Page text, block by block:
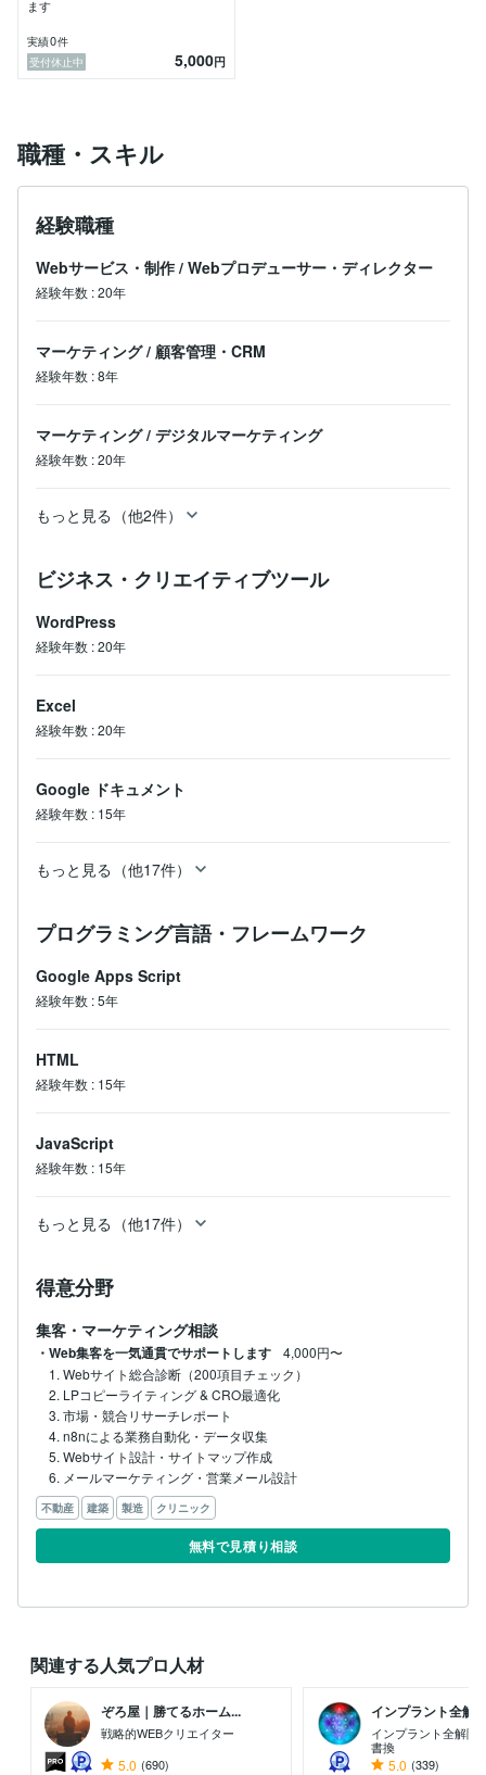
ます
実績0件
受付休止中
5,000円
職種・スキル
経験職種
Webサービス・制作 / Webプロデューサー・ディレクター
経験年数 :20年
マーケティング / 顧客管理・CRM
経験年数 :8年
マーケティング / デジタルマーケティング
経験年数 :20年
もっと見る（他2件）
ビジネス・クリエイティブツール
WordPress
経験年数 :20年
Excel
経験年数 :20年
Google ドキュメント
経験年数 : 15年
もっと見る（他17件）
プログラミング言語・フレームワーク
Google Apps Script
経験年数 :5年
HTML
経験年数 : 15年
JavaScript
経験年数 : 15年
もっと見る（他17件）
得意分野
集客・マーケティング相談
・Web集客を一気通貫でサポートします
4,000円〜
1. Webサイト総合診断（200項目チェック）
2. LPコピーライティング & CRO最適化
3. 市場・競合リサーチレポート
4. n8nによる業務自動化・データ収集
5. Webサイト設計・サイトマップ作成
6. メールマーケティング・営業メール設計
不動産 建築 製造 クリニック
無料で見積り相談
関連する人気プロ人材
ぞろ屋｜勝てるホーム...
戦略的WEBクリエイター
5.0 (690)
インプラント全解
インプラント全解除
書換
5.0 (339)